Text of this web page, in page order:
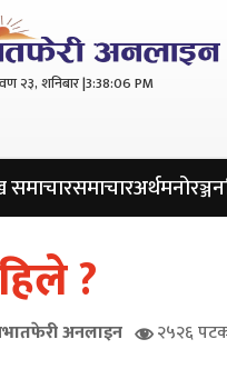
२३, शनिबार |3:38:07 PM
समाचारसमाचारअर्थमनोरञ्जन
?
अनलाइन २५२६